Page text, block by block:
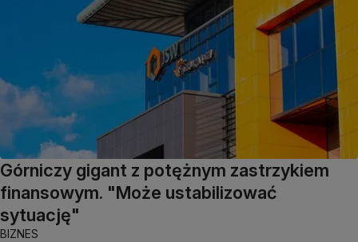
Górniczy gigant z potężnym zastrzykiem
finansowym. "Może ustabilizować
sytuację"
BIZNES